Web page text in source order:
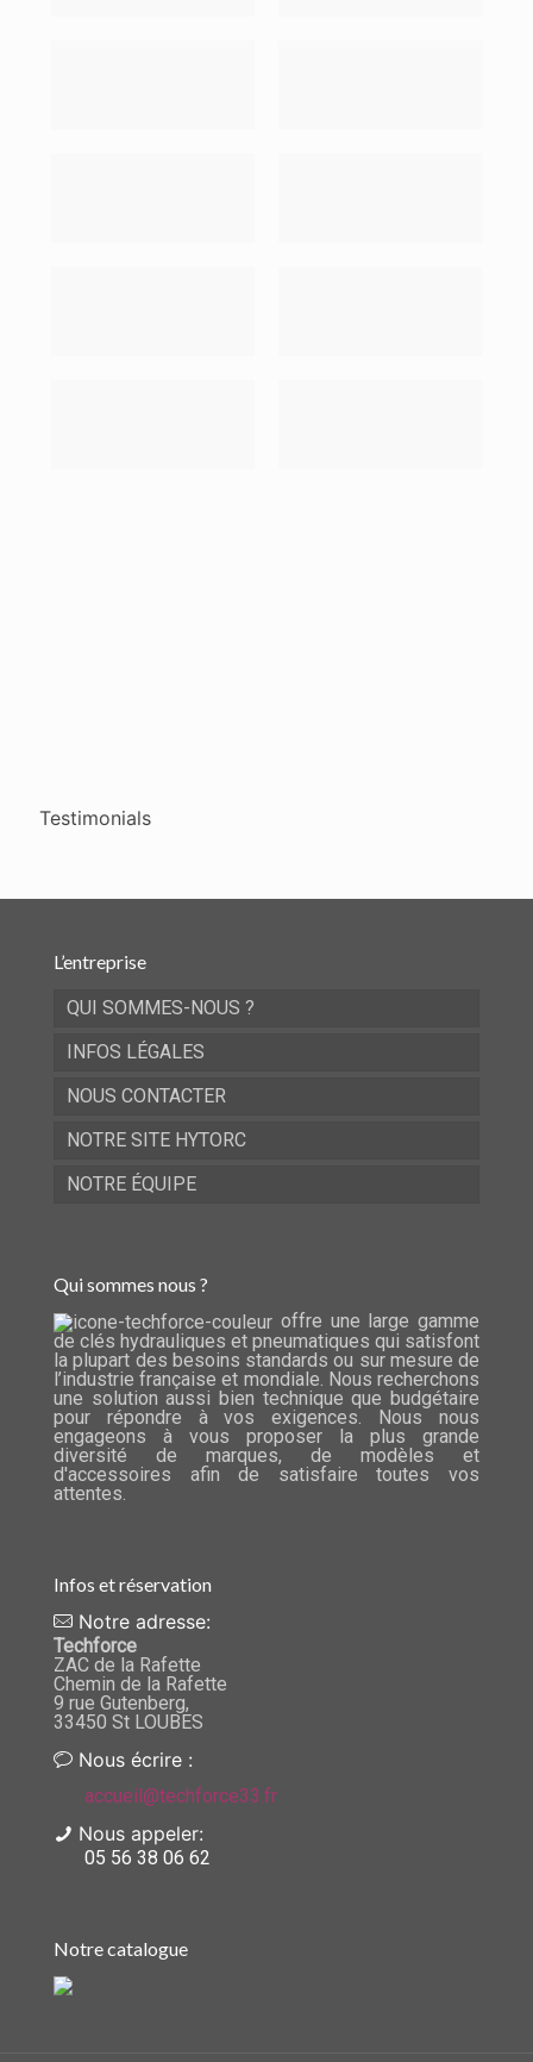
Testimonials
L’entreprise
QUI SOMMES-NOUS ?
INFOS LÉGALES
NOUS CONTACTER
NOTRE SITE HYTORC
NOTRE ÉQUIPE
Qui sommes nous ?
offre une large gamme
de clés hydrauliques et pneumatiques qui satisfont
la plupart des besoins standards ou sur mesure de
l’industrie française et mondiale. Nous recherchons
une solution aussi bien technique que budgétaire
pour répondre à vos exigences. Nous nous
engageons à vous proposer la plus grande
diversité de marques, de modèles et
d'accessoires afin de satisfaire toutes vos
attentes.
Infos et réservation
Notre adresse:
Techforce
ZAC de la Rafette
Chemin de la Rafette
9 rue Gutenberg,
33450 St LOUBES
Nous écrire :
accueil@techforce33.fr
Nous appeler:
05 56 38 06 62
Notre catalogue